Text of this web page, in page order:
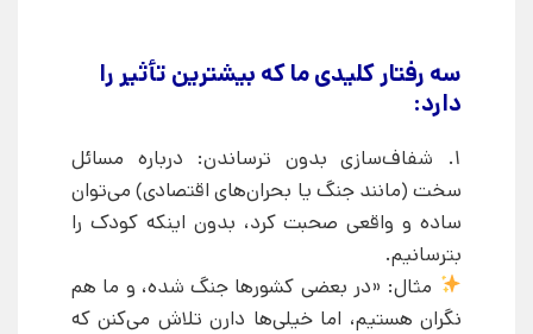
سه رفتار کلیدی ما که بیشترین تأثیر را
دارد:
1. شفاف‌سازی بدون ترساندن: درباره مسائل
سخت (مانند جنگ یا بحران‌های اقتصادی) می‌توان
ساده و واقعی صحبت کرد، بدون اینکه کودک را
بترسانیم.
مثال: «در بعضی کشورها جنگ شده، و ما هم
نگران هستیم، اما خیلی‌ها دارن تلاش می‌کنن که